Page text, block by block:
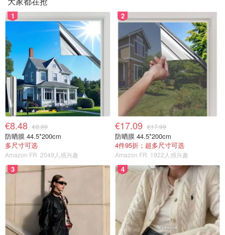
1
€8.48 €8.99
防晒膜 44.5*200cm
多尺寸可选
Amazon FR 2049人感兴趣
2
€17.09 €17.99
防晒膜 44.5*200cm
4件95折；超多尺寸可选
Amazon FR 1922人感兴趣
3 4